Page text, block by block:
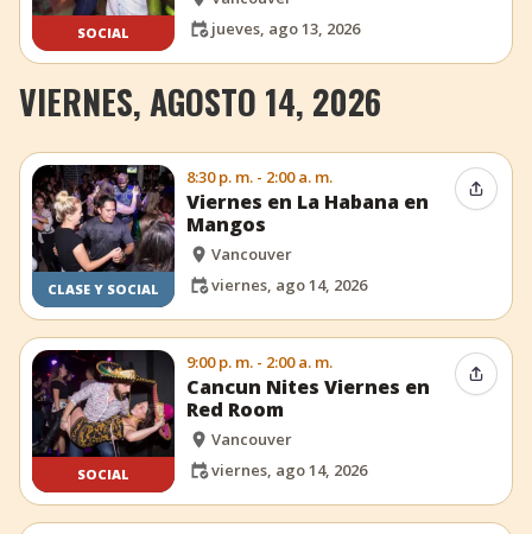
SOCIAL
jueves, ago 13, 2026
VIERNES, AGOSTO 14, 2026
CLASE Y SOCIAL
8:30 p. m. - 2:00 a. m.
Viernes en La Habana en
Mangos
Vancouver
viernes, ago 14, 2026
SOCIAL
9:00 p. m. - 2:00 a. m.
Cancun Nites Viernes en
Red Room
Vancouver
viernes, ago 14, 2026